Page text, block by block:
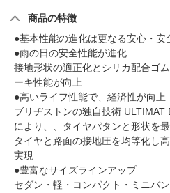
商品の特徴
●基本性能の進化は更なる安心・安
●雨の日の安全性能が進化
接地形状の適正化とシリカ配合ゴ
ーキ性能が向上
●高いライフ性能で、経済性が向上
ブリヂストンの独自技術
により、、タイヤパタンと形状を最
タイヤと路面の接地圧を均等化し
実現
●豊富なサイズラインアップ
セダン・軽・コンパクト・ミニバ